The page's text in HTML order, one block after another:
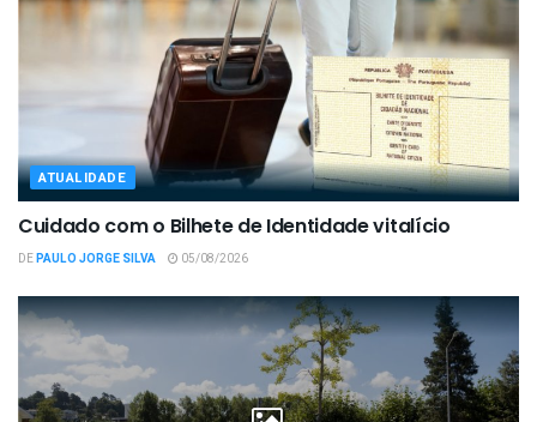
ATUALIDADE
Cuidado com o Bilhete de Identidade vitalício
DEPAULO JORGE SILVA 05/08/2026